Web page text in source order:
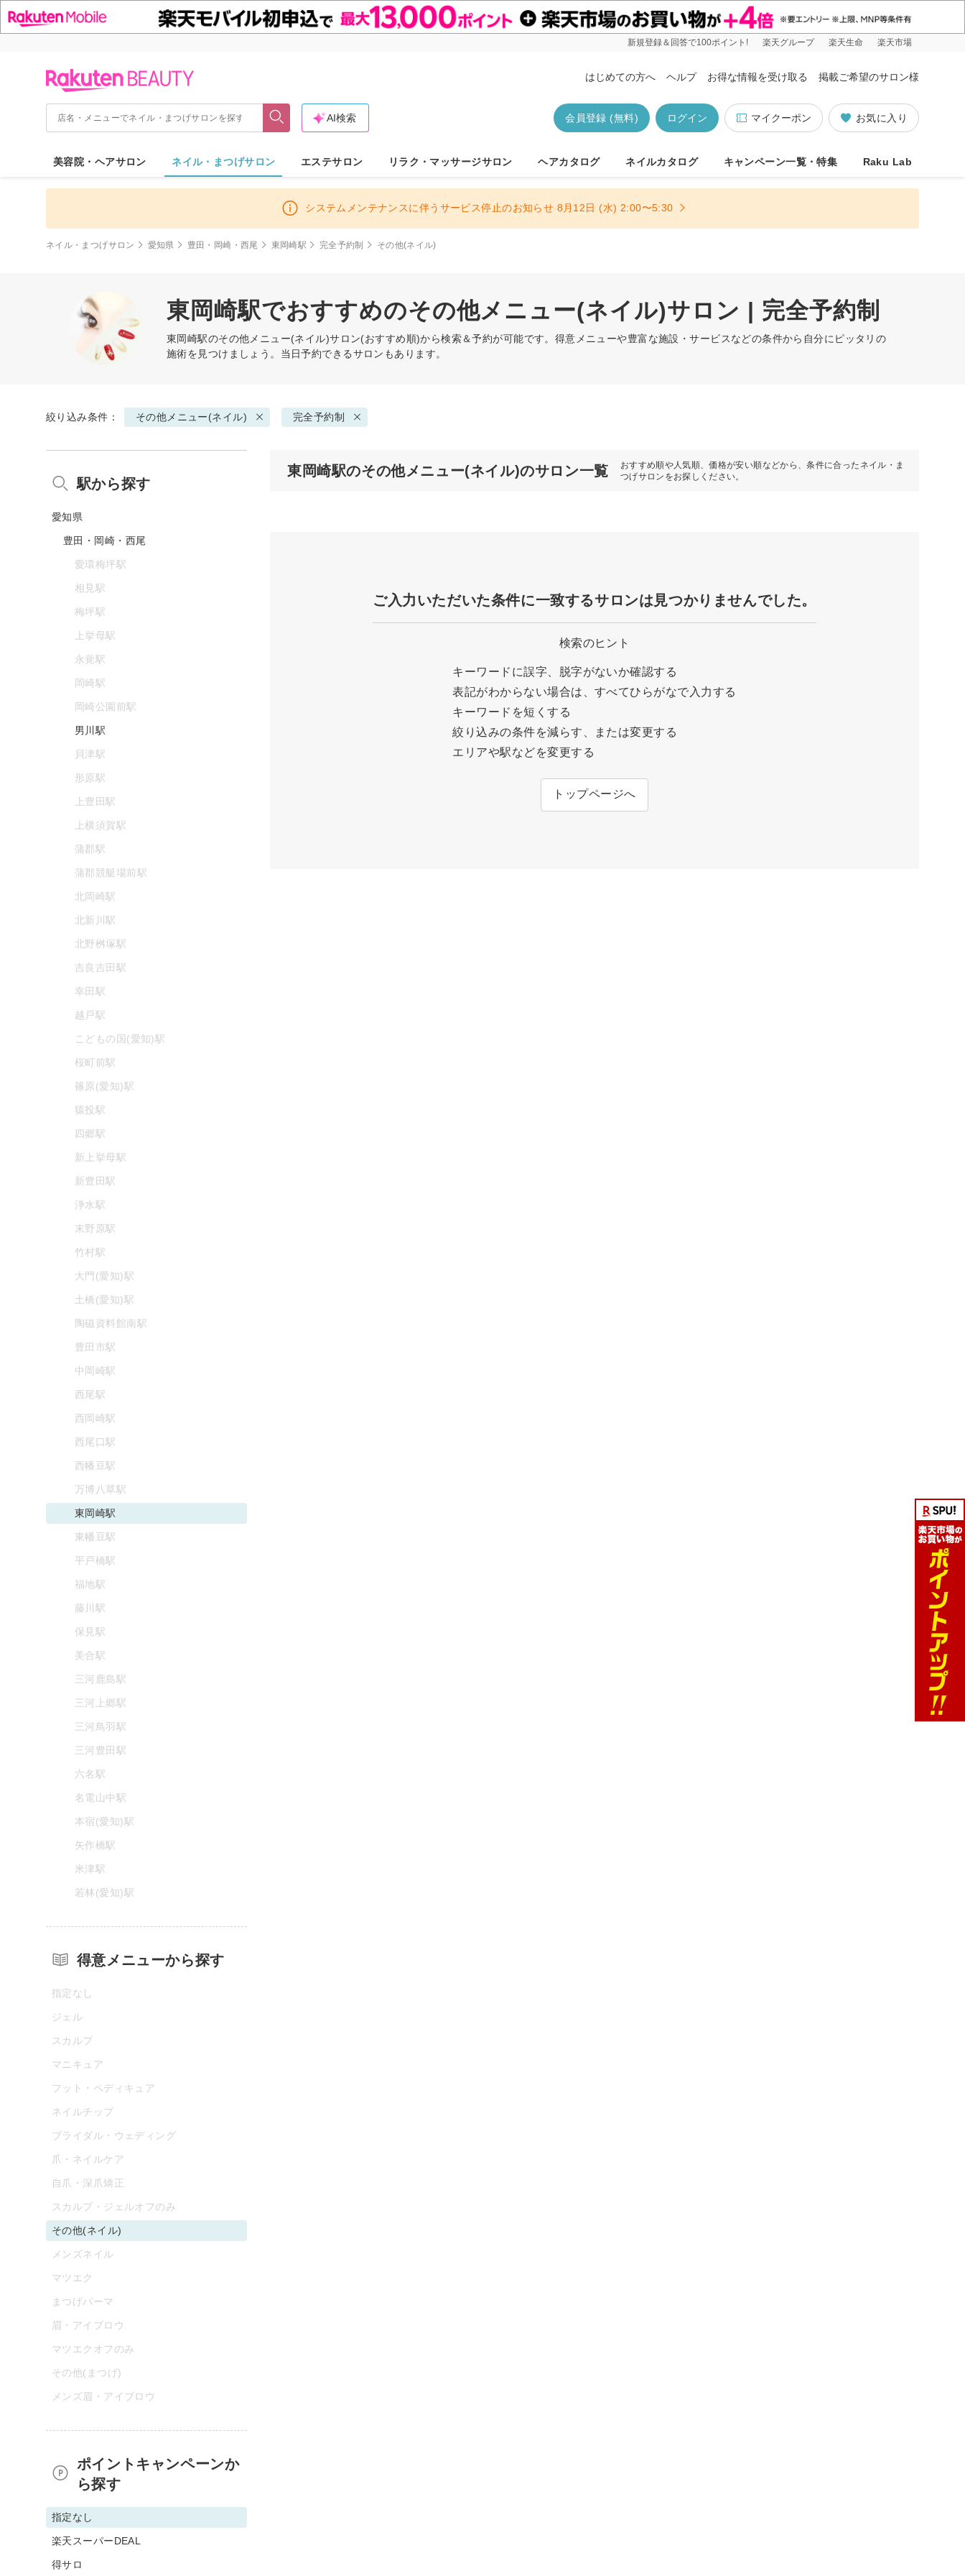
新規登録＆回答で100ポイント! 楽天グループ 楽天生命 楽天市場
はじめての方へ ヘルプ お得な情報を受け取る 掲載ご希望のサロン様
お気に入り
マイクーポン
ログイン
会員登録 (無料)
AI検索
美容院・ヘアサロン ネイル・まつげサロン エステサロン リラク・マッサージサロン ヘアカタログ ネイルカタログ キャンペーン一覧・特集 Raku Lab
システムメンテナンスに伴うサービス停止のお知らせ 8月12日 (水) 2:00〜5:30
ネイル・まつげサロン 愛知県 豊田・岡崎・西尾 東岡崎駅 完全予約制 その他(ネイル)
東岡崎駅でおすすめのその他メニュー(ネイル)サロン | 完全予約制
東岡崎駅のその他メニュー(ネイル)サロン(おすすめ順)から検索＆予約が可能です。得意メニューや豊富な施設・サービスなどの条件から自分にピッタリの
施術を見つけましょう。当日予約できるサロンもあります。
絞り込み条件： その他メニュー(ネイル) 完全予約制
東岡崎駅のその他メニュー(ネイル)のサロン一覧
おすすめ順や人気順、価格が安い順などから、条件に合ったネイル・ま
つげサロンをお探しください。
ご入力いただいた条件に一致するサロンは見つかりませんでした。
検索のヒント
キーワードに誤字、脱字がないか確認する
表記がわからない場合は、すべてひらがなで入力する
キーワードを短くする
絞り込みの条件を減らす、または変更する
エリアや駅などを変更する
トップページへ
駅から探す
愛知県
豊田・岡崎・西尾
愛環梅坪駅
相見駅
梅坪駅
上挙母駅
永覚駅
岡崎駅
岡崎公園前駅
男川駅
貝津駅
形原駅
上豊田駅
上横須賀駅
蒲郡駅
蒲郡競艇場前駅
北岡崎駅
北新川駅
北野桝塚駅
吉良吉田駅
幸田駅
越戸駅
こどもの国(愛知)駅
桜町前駅
篠原(愛知)駅
猿投駅
四郷駅
新上挙母駅
新豊田駅
浄水駅
末野原駅
竹村駅
大門(愛知)駅
土橋(愛知)駅
陶磁資料館南駅
豊田市駅
中岡崎駅
西尾駅
西岡崎駅
西尾口駅
西幡豆駅
万博八草駅
東岡崎駅
東幡豆駅
平戸橋駅
福地駅
藤川駅
保見駅
美合駅
三河鹿島駅
三河上郷駅
三河鳥羽駅
三河豊田駅
六名駅
名電山中駅
本宿(愛知)駅
矢作橋駅
米津駅
若林(愛知)駅
得意メニューから探す
指定なし
ジェル
スカルプ
マニキュア
フット・ペディキュア
ネイルチップ
ブライダル・ウェディング
爪・ネイルケア
自爪・深爪矯正
スカルプ・ジェルオフのみ
その他(ネイル)
メンズネイル
マツエク
まつげパーマ
眉・アイブロウ
マツエクオフのみ
その他(まつげ)
メンズ眉・アイブロウ
ポイントキャンペーンか
ら探す
指定なし
楽天スーパーDEAL
得サロ